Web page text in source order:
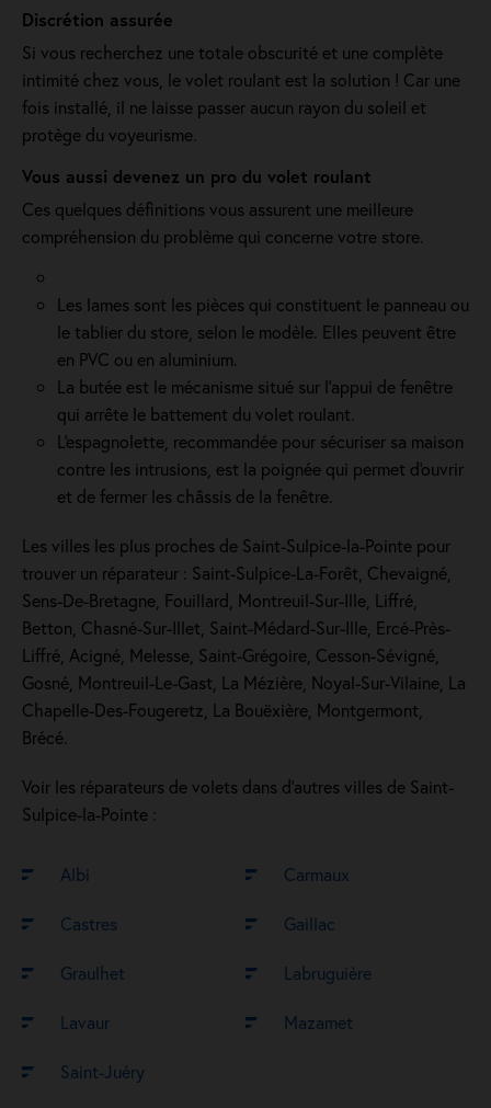
Discrétion assurée
Si vous recherchez une totale obscurité et une complète
intimité chez vous, le volet roulant est la solution ! Car une
fois installé, il ne laisse passer aucun rayon du soleil et
protège du voyeurisme.
Vous aussi devenez un pro du volet roulant
Ces quelques définitions vous assurent une meilleure
compréhension du problème qui concerne votre store.
Les lames sont les pièces qui constituent le panneau ou
le tablier du store, selon le modèle. Elles peuvent être
en PVC ou en aluminium.
La butée est le mécanisme situé sur l’appui de fenêtre
qui arrête le battement du volet roulant.
L'espagnolette, recommandée pour sécuriser sa maison
contre les intrusions, est la poignée qui permet d'ouvrir
et de fermer les châssis de la fenêtre.
Les villes les plus proches de Saint-Sulpice-la-Pointe pour
trouver un réparateur : Saint-Sulpice-La-Forêt, Chevaigné,
Sens-De-Bretagne, Fouillard, Montreuil-Sur-Ille, Liffré,
Betton, Chasné-Sur-Illet, Saint-Médard-Sur-Ille, Ercé-Près-
Liffré, Acigné, Melesse, Saint-Grégoire, Cesson-Sévigné,
Gosné, Montreuil-Le-Gast, La Mézière, Noyal-Sur-Vilaine, La
Chapelle-Des-Fougeretz, La Bouëxière, Montgermont,
Brécé.
Voir les réparateurs de volets dans d’autres villes de Saint-
Sulpice-la-Pointe :
Albi Carmaux
Castres Gaillac
Graulhet Labruguière
Lavaur Mazamet
Saint-Juéry